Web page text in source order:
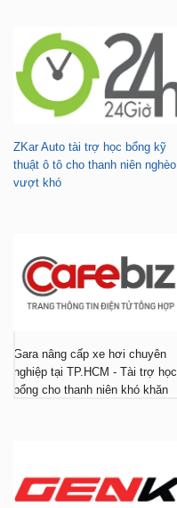
ZKar Auto tài trợ học bổng kỹ
thuật ô tô cho thanh niên nghèo
vượt khó
Gara nâng cấp xe hơi chuyên
nghiệp tại TP.HCM - Tài trợ học
bổng cho thanh niên khó khăn